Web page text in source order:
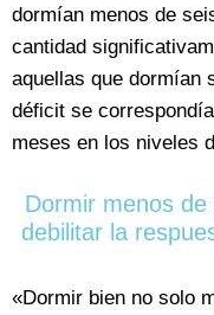
dormían menos de
cantidad
aquellas que dormían
déficit se
meses en los niveles
Dormir menos
debilitar la
«Dormir bien no solo